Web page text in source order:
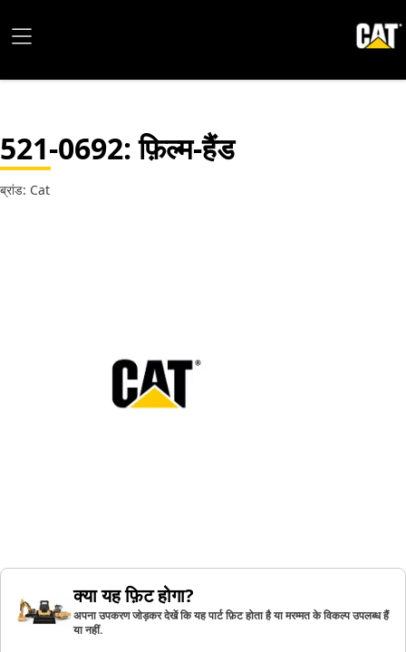
521-0692: फ़िल्म-हैंड
ब्रांड: Cat
क्या यह फ़िट होगा?
अपना उपकरण जोड़कर देखें कि यह पार्ट फ़िट होता है या मरम्मत के विकल्प उपलब्ध हैं
या नहीं.